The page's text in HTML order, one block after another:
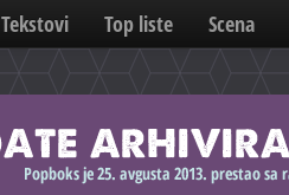
Tekstovi Top liste Scena